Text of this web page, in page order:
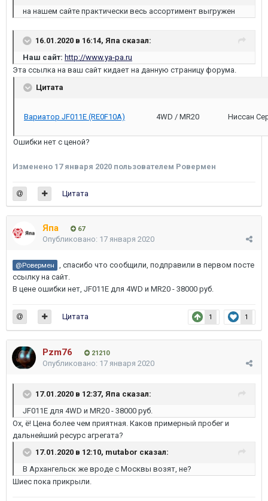
на нашем сайте практически весь ассортимент выгружен
16.01.2020 в 16:14, Япа сказал:
Наш сайт: http://www.ya-pa.ru
Эта ссылка на ваш сайт кидает на данную страницу форума.
Цитата
Вариатор JF011E (RE0F10A) 4WD / MR20 Ниссан
Ошибки нет с ценой?
Изменено 17 января 2020 пользователем Ровермен
Цитата
Япа 67
Опубликовано: 17 января 2020
@Ровермен
, спасибо что сообщили, подправили в первом посте
ссылку на сайт.
В цене ошибки нет, JF011E для 4WD и MR20 - 38000 руб.
1 1
Цитата
Pzm76 21210
Опубликовано: 17 января 2020
17.01.2020 в 12:37, Япа сказал:
JF011E для 4WD и MR20 - 38000 руб.
Ох, ё! Цена более чем приятная. Каков примерный пробег и
дальнейший ресурс агрегата?
17.01.2020 в 12:10, mutabor сказал:
В Архангельск же вроде с Москвы возят, не?
Шиес пока прикрыли.